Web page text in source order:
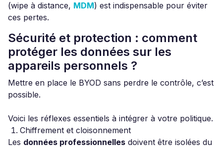
(wipe à distance, MDM) est indispensable pour éviter
ces pertes.
Sécurité et protection : comment
protéger les données sur les
appareils personnels ?
Mettre en place le BYOD sans perdre le contrôle, c’est
possible.
Voici les réflexes essentiels à intégrer à votre politique.
Chiffrement et cloisonnement
Les données professionnelles doivent être isolées du